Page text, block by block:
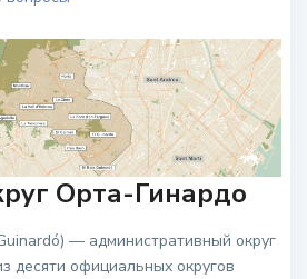
Орта-Гинардо
— административный округ
десяти официальных округов